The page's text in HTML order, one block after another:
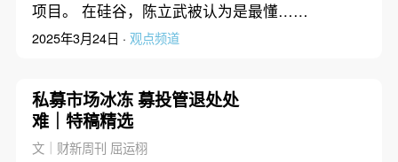
项目。 在硅谷，陈立武被认为是最懂……
2025年3月24日 · 观点频道
私募市场冰冻 募投管退处处
难｜特稿精选
文｜财新周刊 屈运栩